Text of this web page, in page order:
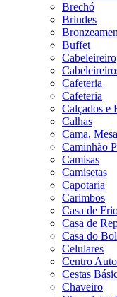
Brechó
Brindes
Buffet
Cabeleireiro
Cafeteria
Cafeteria
Calçados e
Calhas
Cama,
Caminhão
Camisas
Camisetas
Capotaria
Carimbos
Casa de
Casa de
Casa do
Celulares
Centro
Cestas
Chaveiro